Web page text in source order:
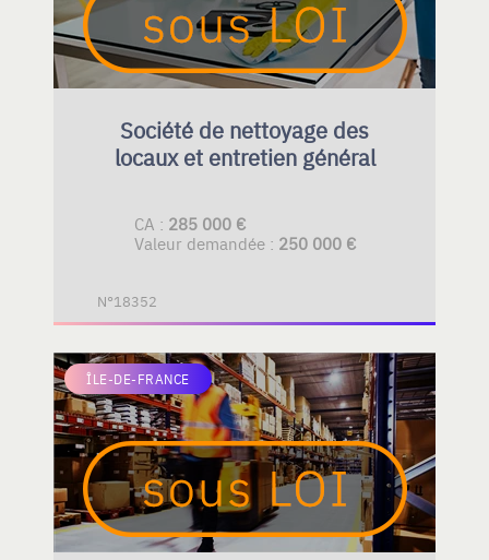
Société de nettoyage des
locaux et entretien général
CA : 285 000 €
Valeur demandée : 250 000 €
N°18352
ÎLE-DE-FRANCE